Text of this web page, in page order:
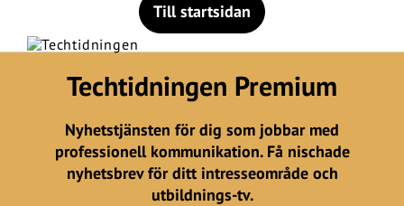
Till startsidan
Techtidningen Premium
Nyhetstjänsten för dig som jobbar med
professionell kommunikation. Få nischade
nyhetsbrev för ditt intresseområde och
utbildnings-tv.